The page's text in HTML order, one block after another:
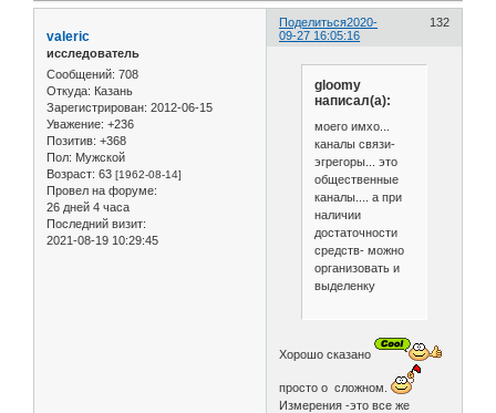
Поделиться 132
2020-
09-27 16:05:16
valeric
исследователь
Сообщений: 708
Откуда: Казань
Зарегистрирован: 2012-06-15
Уважение: +236
Позитив: +368
Пол: Мужской
Возраст: 63 [1962-08-14]
Провел на форуме:
26 дней 4 часа
Последний визит:
2021-08-19 10:29:45
gloomy
написал(а):
моего имхо...
каналы связи-
эгрегоры... это
общественные
каналы.... а при
наличии
достаточности
средств- можно
организовать и
выделенку
Хорошо сказано
просто о сложном.
Измерения -это все же